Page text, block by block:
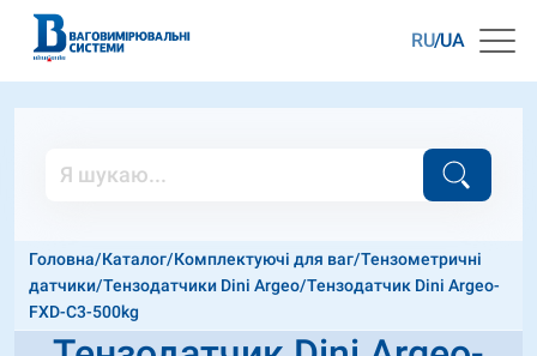
RU UA
Головна/Каталог/Комплектуючі для ваг/Тензометричні
датчики/Тензодатчики Dini Argeo/Тензодатчик Dini Argeo-
FXD-C3-500kg